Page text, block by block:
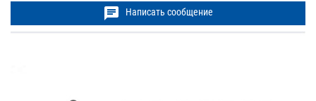
chat Написать сообщение